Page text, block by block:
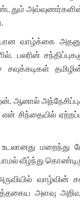
வாழ்க்கை
பலரின்
சவுக்கடிகள்
ஆனால்
சிந்தையில்
உடலானது
வீழ்ந்து
வாழ்வின்
அளவு